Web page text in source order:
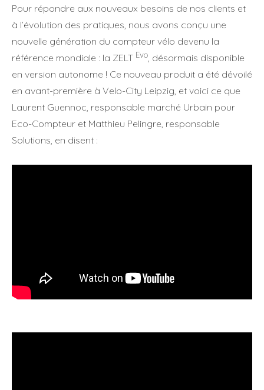
Pour répondre aux nouveaux besoins de nos clients et
à l’évolution des pratiques, nous avons conçu une
nouvelle génération du compteur vélo devenu la
référence mondiale : la ZELT Evo , désormais disponible
en version autonome ! Ce nouveau produit a été dévoilé
en avant-première à Velo-City Leipzig, et voici ce que
Laurent Guennoc, responsable marché Urbain pour
Eco-Compteur et Matthieu Pelingre, responsable
Solutions, en disent :